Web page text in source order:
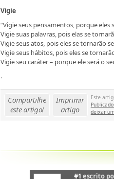
Vigie
“Vigie seus pensamentos, porque eles
Vigie suas palavras, pois elas se
Vigie seus atos, pois eles se tornarão
Vigie seus hábitos, pois eles se
Vigie seu caráter – porque ele será o
.
Compartilhe
este artigo!
Imprimir
artigo
Este
deixar
#1 escrito